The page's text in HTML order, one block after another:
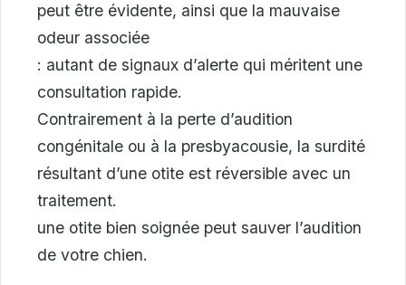
peut être évidente, ainsi que la mauvaise
odeur associée
: autant de signaux d’alerte qui méritent une
consultation rapide.
Contrairement à la perte d’audition
congénitale ou à la presbyacousie, la surdité
résultant d’une otite est réversible avec un
traitement.
une otite bien soignée peut sauver l’audition
de votre chien.